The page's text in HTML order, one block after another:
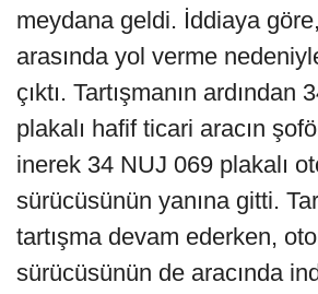
meydana geldi. İddiaya
arasında yol verme
çıktı. Tartışmanın ardından
plakalı hafif ticari aracın
inerek 34 NUJ 069 plakalı
sürücüsünün yanına gitti.
tartışma devam ederken,
sürücüsünün de aracında